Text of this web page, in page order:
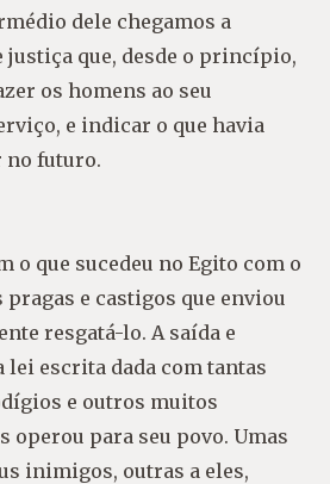
dele chegamos a
justiça que, desde o princípio,
os homens ao seu
e indicar o que havia
no futuro.
o que sucedeu no Egito com o
e castigos que enviou
resgatá-lo. A saída e
lei escrita dada com tantas
e outros muitos
operou para seu povo. Umas
inimigos, outras a eles,